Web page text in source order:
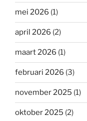
mei 2026 (1)
april 2026 (2)
maart 2026 (1)
februari 2026 (3)
november 2025 (1)
oktober 2025 (2)